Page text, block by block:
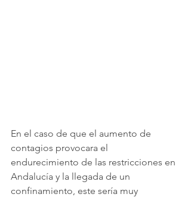
En el caso de que el aumento de
contagios provocara el
endurecimiento de las restricciones en
Andalucía y la llegada de un
confinamiento, este sería muy